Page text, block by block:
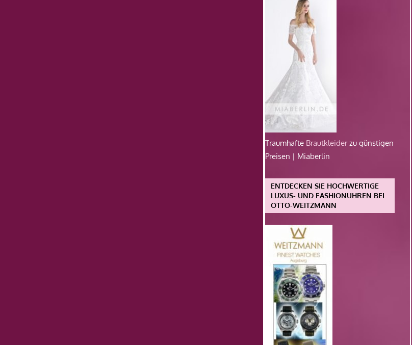
Traumhafte Brautkleiderzu günstigen
Preisen | Miaberlin
ENTDECKEN SIE HOCHWERTIGE
LUXUS- UND FASHIONUHREN BEI
OTTO-WEITZMANN